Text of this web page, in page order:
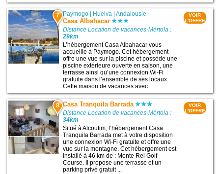
7 Paymogo Huelva |Andalousie
Casa Albahacar
Distance Location de vacances-Mértola :
29km
L’hébergement Casa Albahacar vous
accueille à Paymogo. Cet hébergement
offre une vue sur la piscine et possède une
piscine extérieure ouverte en saison, une
terrasse ainsi qu’une connexion Wi-Fi
gratuite dans l’ensemble de ses locaux.
Cette maison de vacances avec ...
VOIR
L'OFFRE
8 Casa Tranquila Barrada
Distance Location de vacances-Mértola :
34km
Situé à Alcoutim, l’hébergement Casa
Tranquila Barrada met à votre disposition
une connexion Wi-Fi gratuite et offre une
vue sur la montagne. Cet hébergement est
installé à 46 km de : Monte Rei Golf
Course. Il propose une terrasse et un
parking privé gratuit ...
VOIR
L'OFFRE